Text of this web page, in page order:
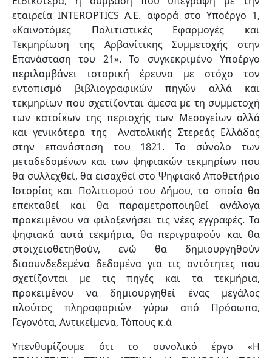
εταιρεία INTEROPTICS A.E. αφορά στο Υποέργο 1,
«Καινοτόμες Πολιτιστικές Εφαρμογές και
Τεκμηρίωση της Αρβανίτικης Συμμετοχής στην
Επανάσταση του 21». Το συγκεκριμένο Υποέργο
περιλαμβάνει ιστορική έρευνα με στόχο τον
εντοπισμό βιβλιογραφικών πηγών αλλά και
τεκμηρίων που σχετίζονται άμεσα με τη συμμετοχή
των κατοίκων της περιοχής των Μεσογείων αλλά
και γενικότερα της Ανατολικής Στερεάς Ελλάδας
στην επανάσταση του 1821. Το σύνολο των
μεταδεδομένων και των ψηφιακών τεκμηρίων που
θα συλλεχθεί, θα εισαχθεί στο Ψηφιακό Αποθετήριο
Ιστορίας και Πολιτισμού του Δήμου, το οποίο θα
επεκταθεί και θα παραμετροποιηθεί ανάλογα
προκειμένου να φιλοξενήσει τις νέες εγγραφές. Τα
ψηφιακά αυτά τεκμήρια, θα περιγραφούν και θα
στοιχειοθετηθούν, ενώ θα δημιουργηθούν
διασυνδεδεμένα δεδομένα για τις οντότητες που
σχετίζονται με τις πηγές και τα τεκμήρια,
προκειμένου να δημιουργηθεί ένας μεγάλος
πλούτος πληροφοριών γύρω από Πρόσωπα,
Γεγονότα, Αντικείμενα, Τόπους κ.ά
Υπενθυμίζουμε ότι το συνολικό έργο «Η